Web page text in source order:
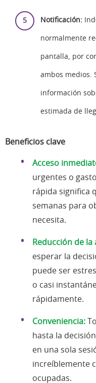
Notificación:
normalmente
pantalla, por
ambos medios.
información
estimada de
Beneficios clave
Acceso
urgentes o
rápida significa
semanas para
necesita.
Reducción de la
esperar la
puede ser
o casi
rápidamente.
Conveniencia:
hasta la
en una sola
increíblemente
ocupadas.